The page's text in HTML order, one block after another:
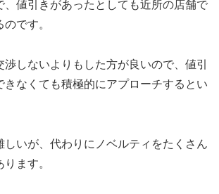
、値引きがあったとしても近所の店舗で
です。
しないよりもした方が良いので、値引
きなくても積極的にアプローチするとい
しいが、代わりにノベルティをたくさん
ます。